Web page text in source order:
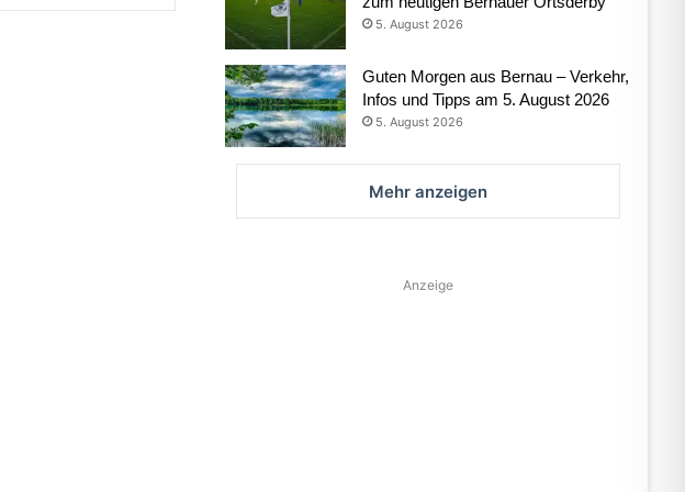
5. August 2026
Guten Morgen aus Bernau – Verkehr,
Infos und Tipps am 5. August 2026
5. August 2026
Mehr anzeigen
Anzeige